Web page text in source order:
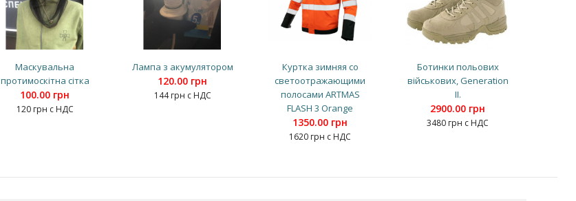
Маскувальна
протимоскітна сітка
100.00 грн
120 грн с НДС
Лампа з акумулятором
120.00 грн
144 грн с НДС
Куртка зимняя со
светоотражающими
полосами ARTMAS
FLASH 3 Orange
1350.00 грн
1620 грн с НДС
Ботинки польових
військових, Generation
II.
2900.00 грн
3480 грн с НДС